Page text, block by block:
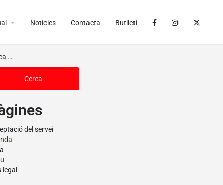
arrow_drop_down Notícies Contacta Butlletí
del servei
legal